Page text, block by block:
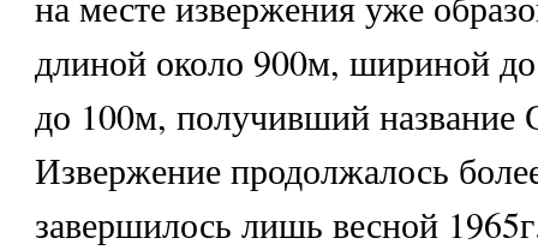
длиной около 900м, шириной
до 100м, получивший название
Извержение продолжалось
завершилось лишь весной